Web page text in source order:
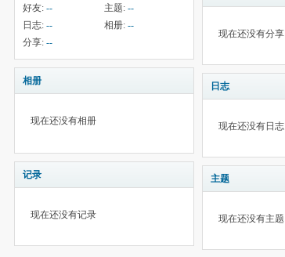
好友: -- 主题: --
日志: -- 相册: --
分享: --
相册
现在还没有相册
记录
现在还没有记录
现在还没有分享
日志
现在还没有日志
主题
现在还没有主题